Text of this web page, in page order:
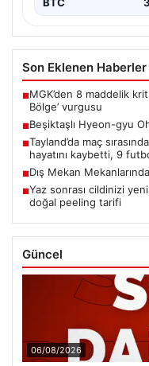
BTC
Son Eklenen Haberler
■MGK’den 8 maddelik
Bölge’ vurgusu
■Beşiktaşlı Hyeon-gyu
■Tayland’da maç
hayatını kaybetti, 9
■Dış Mekan
■Yaz sonrası cildinizi
doğal peeling tarifi
Güncel
06/08/2026